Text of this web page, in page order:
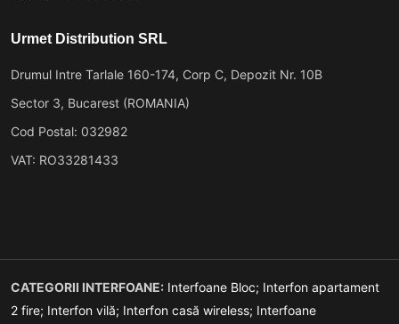
Urmet Distribution SRL
Drumul Intre Tarlale 160-174, Corp C, Depozit Nr. 10B
Sector 3, Bucarest (ROMANIA)
Cod Postal: 032982
VAT: RO33281433
CATEGORII INTERFOANE: Interfoane Bloc; Interfon apartament
2 fire; Interfon vilă; Interfon casă wireless; Interfoane